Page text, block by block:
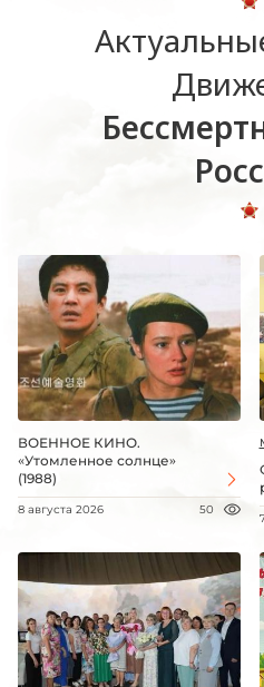
ВОЕННОЕ КИНО.
«Утомленное солнце»
(1988)
8 августа 2026 50